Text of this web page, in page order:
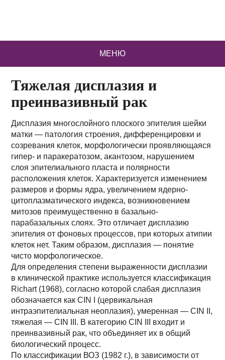
МЕНЮ
Тяжелая дисплазия и
преинвазивный рак
Дисплазия многослойного плоского эпителия шейки
матки — патология строения, дифференцировки и
созревания клеток, морфологически проявляющаяся
гипер- и паракератозом, акантозом, нарушением
слоя эпителиального пласта и полярности
расположения клеток. Характеризуется изменением
размеров и формы ядра, увеличением ядерно-
цитоплазматического индекса, возникновением
митозов преимущественно в базально-
парабазальных слоях. Это отличает дисплазию
эпителия от фоновых процессов, при которых атипии
клеток нет. Таким образом, дисплазия — понятие
чисто морфологическое.
Для определения степени выраженности дисплазии
в клинической практике используется классификация
Richart (1968), согласно которой слабая дисплазия
обозначается как CIN I (цервикальная
интраэпителиальная неоплазия), умеренная — CIN II,
тяжелая — CIN III. В категорию CIN III входит и
преинвазивный рак, что объединяет их в общий
биологический процесс.
По классификации ВОЗ (1982 г.), в зависимости от